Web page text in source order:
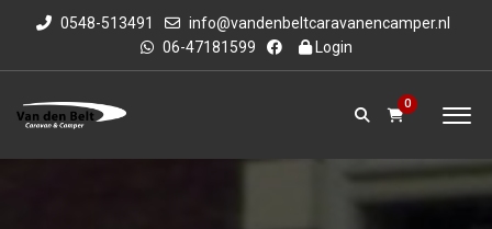
0548-513491
info@vandenbeltcaravanencamper.nl
06-47181599
Login
0